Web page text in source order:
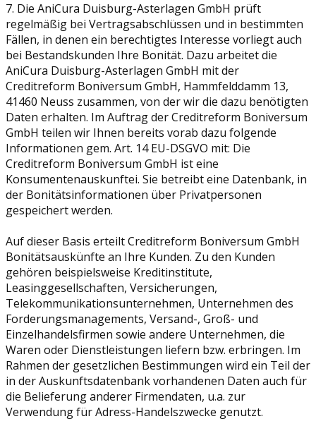
7. Die AniCura Duisburg-Asterlagen GmbH prüft
regelmäßig bei Vertragsabschlüssen und in bestimmten
Fällen, in denen ein berechtigtes Interesse vorliegt auch
bei Bestandskunden Ihre Bonität. Dazu arbeitet die
AniCura Duisburg-Asterlagen GmbH mit der
Creditreform Boniversum GmbH, Hammfelddamm 13,
41460 Neuss zusammen, von der wir die dazu benötigten
Daten erhalten. Im Auftrag der Creditreform Boniversum
GmbH teilen wir Ihnen bereits vorab dazu folgende
Informationen gem. Art. 14 EU-DSGVO mit: Die
Creditreform Boniversum GmbH ist eine
Konsumentenauskunftei. Sie betreibt eine Datenbank, in
der Bonitätsinformationen über Privatpersonen
gespeichert werden.
Auf dieser Basis erteilt Creditreform Boniversum GmbH
Bonitätsauskünfte an Ihre Kunden. Zu den Kunden
gehören beispielsweise Kreditinstitute,
Leasinggesellschaften, Versicherungen,
Telekommunikationsunternehmen, Unternehmen des
Forderungsmanagements, Versand-, Groß- und
Einzelhandelsfirmen sowie andere Unternehmen, die
Waren oder Dienstleistungen liefern bzw. erbringen. Im
Rahmen der gesetzlichen Bestimmungen wird ein Teil der
in der Auskunftsdatenbank vorhandenen Daten auch für
die Belieferung anderer Firmendaten, u.a. zur
Verwendung für Adress-Handelszwecke genutzt.